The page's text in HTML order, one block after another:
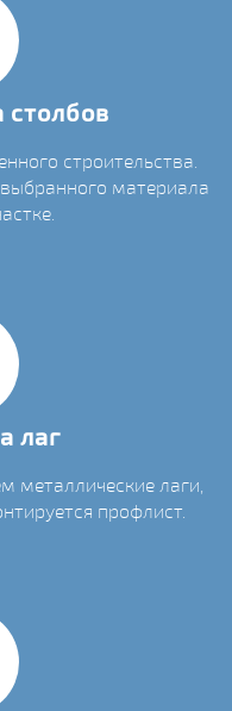
столбов
строительства.
материала
лаг
металлические лаги,
профлист.